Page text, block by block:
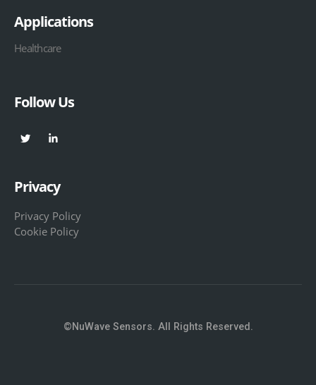
Applications
Healthcare
Follow Us
Privacy
Privacy Policy
Cookie Policy
©NuWave Sensors. All Rights Reserved.